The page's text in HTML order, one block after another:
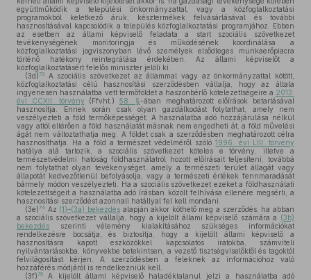
együttműködik a települési önkormányzattal, vagy a közfoglalkoztatási
programokból keletkező áruk, késztermékek felvásárlásával és további
hasznosításával kapcsolódik a település közfoglalkoztatási programjához. Ebben
az esetben az állami képviselő feladata a start szociális szövetkezet
tevékenységének monitoringja és működésének koordinálása a
közfoglalkoztatási jogviszonyban lévő személyek elsődleges munkaerőpiacra
történő hatékony reintegrálása érdekében. Az állami képviselőt a
közfoglalkoztatásért felelős miniszter jelöli ki.
(3d)73
A szociális szövetkezet az állammal vagy az önkormányzattal kötött,
közfoglalkoztatási célú hasznosítási szerződésben vállalja, hogy az általa
ingyenesen használatba vett termőföldet a haszonbérlő kötelezettségeire a 2013.
évi CCXII. törvény (Ffvht.) 58. §-ában meghatározott előírások betartásával
hasznosítja. Ennek során csak olyan gazdálkodást folytathat, amely nem
veszélyezteti a föld termőképességét. A használatba adó hozzájárulása nélkül
vagy attól eltérően a föld használatát másnak nem engedheti át, a föld művelési
ágát nem változtathatja meg. A földet csak a szerződésben meghatározott célra
hasznosíthatja. Ha a föld a természet védelméről szóló1996. évi LIII. törvény
hatálya alá tartozik, a szociális szövetkezet köteles e törvény, illetve a
természetvédelmi hatóság földhasználatról hozott előírásait teljesíteni, továbbá
nem folytathat olyan tevékenységet, amely a természeti terület állagát vagy
állapotát kedvezőtlenül befolyásolja, vagy a természeti értékek fennmaradását
bármely módon veszélyezteti. Ha a szociális szövetkezet ezeket a földhasználati
kötelezettségeit a használatba adó írásban közölt felhívása ellenére megsérti, a
hasznosítási szerződést azonnali hatállyal fel kell mondani.
(3e)74 Az (1)–(3a) bekezdésalapján akkor köthető meg a szerződés, ha abban
a szociális szövetkezet vállalja, hogy a kijelölt állami képviselő számára a (3b)
bekezdés szerinti vélemény kialakításához szükséges információkat
rendelkezésre bocsátja, és biztosítja, hogy a kijelölt állami képviselő a
hasznosításra kapott eszközökkel kapcsolatos iratokba, számviteli
nyilvántartásokba, könyvekbe betekintsen, a vezető tisztségviselőktől és tagoktól
felvilágosítást kérjen. A szerződésben a feleknek az információhoz való
hozzáférés módjáról is rendelkezniük kell.
(3f)75
A kijelölt állami képviselő haladéktalanul jelzi a használatba adó